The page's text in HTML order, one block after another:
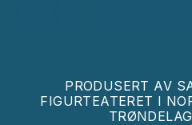
PRODUSERT AV
FIGURTEATERET I